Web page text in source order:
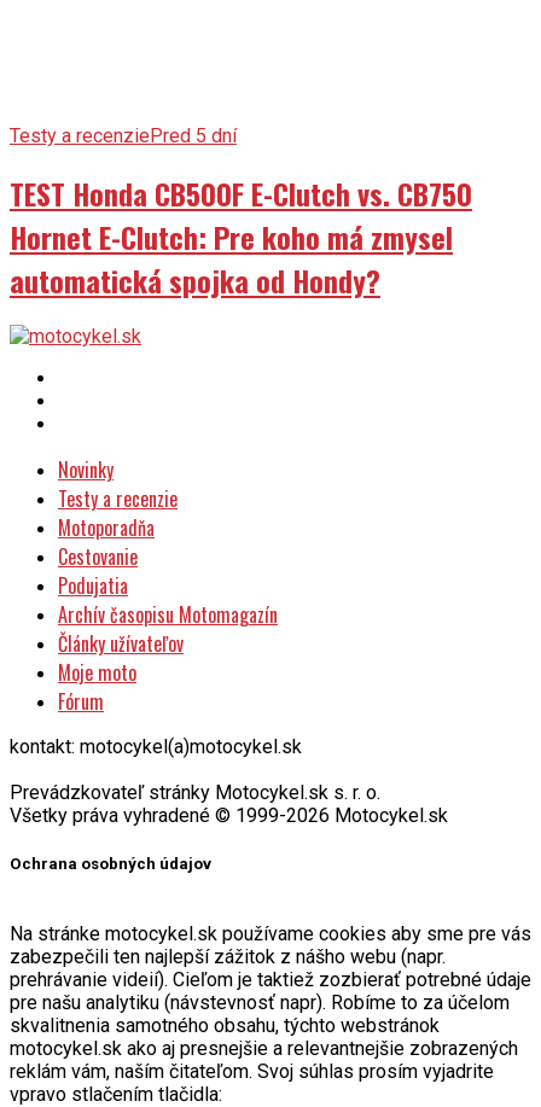
Testy a recenziePred 5 dní
TEST Honda CB500F E-Clutch vs. CB750
Hornet E-Clutch: Pre koho má zmysel
automatická spojka od Hondy?
Novinky
Testy a recenzie
Motoporadňa
Cestovanie
Podujatia
Archív časopisu Motomagazín
Články užívateľov
Moje moto
Fórum
kontakt: motocykel(a)motocykel.sk
Prevádzkovateľ stránky Motocykel.sk s. r. o.
Všetky práva vyhradené © 1999-2026 Motocykel.sk
Ochrana osobných údajov
Na stránke motocykel.sk používame cookies aby sme pre vás
zabezpečili ten najlepší zážitok z nášho webu (napr.
prehrávanie videií). Cieľom je taktiež zozbierať potrebné údaje
pre našu analytiku (návstevnosť napr). Robíme to za účelom
skvalitnenia samotného obsahu, týchto webstránok
motocykel.sk ako aj presnejšie a relevantnejšie zobrazených
reklám vám, naším čitateľom. Svoj súhlas prosím vyjadrite
vpravo stlačením tlačidla: